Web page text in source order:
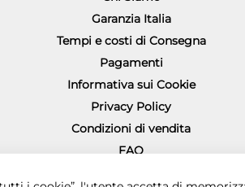
Garanzia Italia
Tempi e costi di Consegna
Pagamenti
Informativa sui Cookie
Privacy Policy
Condizioni di vendita
FAQ